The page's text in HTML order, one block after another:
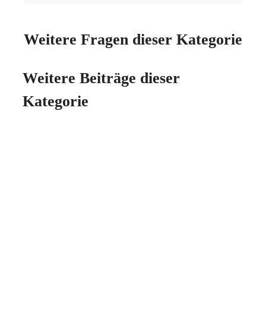
Weitere Fragen dieser Kategorie
Weitere Beiträge dieser
Kategorie